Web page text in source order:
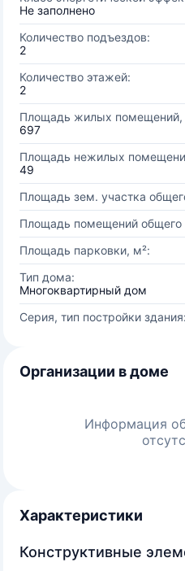
Не заполнено
Количество подъездов:
2
Количество этажей:
2
Площадь жилых помещений,
697
Площадь нежилых
49
Площадь зем. участка
Площадь помещений общего
Площадь парковки, м²:
Тип дома:
Многоквартирный дом
Серия, тип постройки здания:
Организации в доме
Информация
Характеристики
Конструктивные